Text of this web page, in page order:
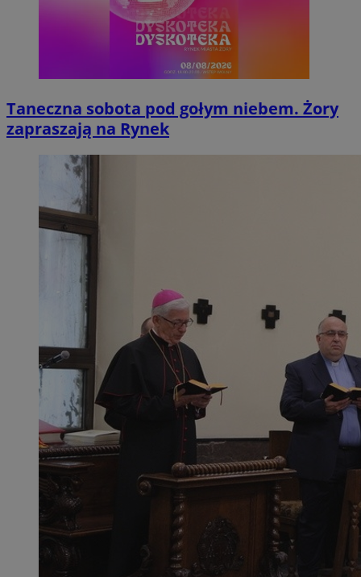
Taneczna sobota pod gołym niebem. Żory
zapraszają na Rynek